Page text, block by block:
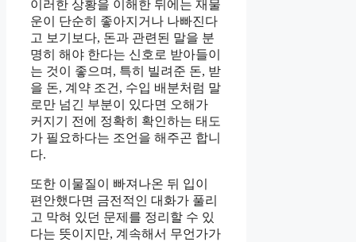
이러한 상황을 이해한 뒤에는 재물
운이 단순히 좋아지거나 나빠진다
고 보기보다, 돈과 관련된 말을 분
명히 해야 한다는 신호로 받아들이
는 것이 좋으며, 특히 빌려준 돈, 받
을 돈, 계약 조건, 수입 배분처럼 말
로만 넘긴 부분이 있다면 오해가
커지기 전에 정확히 확인하는 태도
가 필요하다는 조언을 해주곤 합니
다.
또한 이물질이 빠져나온 뒤 입이
편안했다면 금전적인 대화가 풀리
고 막혀 있던 문제를 정리할 수 있
다는 뜻이지만, 계속해서 무언가가